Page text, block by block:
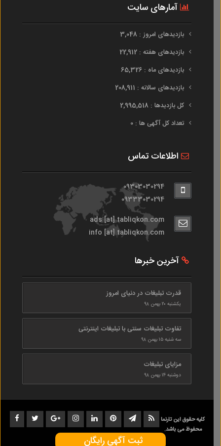
آمارهای سایت
بازدیدهای امروز : 3,048
بازدیدهای هفته : 22,912
بازدیدهای ماه : 65,326
بازدیدهای سالانه : 208,911
کل بازدیدها : 2,995,518
تعداد کل آگهی ها : 0
اطلاعات تماس
09303030294
09333030294
ads [at] tabliqkon.com
info [at] tabliqkon.com
آخرین خبرها
قدرت تبلیغات در دنیای امروز
یکشنبه ۲۰ بهمن ۹۸
تفاوت تبلیغات سنتی با تبلیغات اینترنتی
سه شنبه ۱۵ بهمن ۹۸
مزایای تبلیغات
دوشنبه ۱۴ بهمن ۹۸
کلیه حقوق این تارنما
محفوظ می باشد.
1402-1398
ثبت آگهی رایگان